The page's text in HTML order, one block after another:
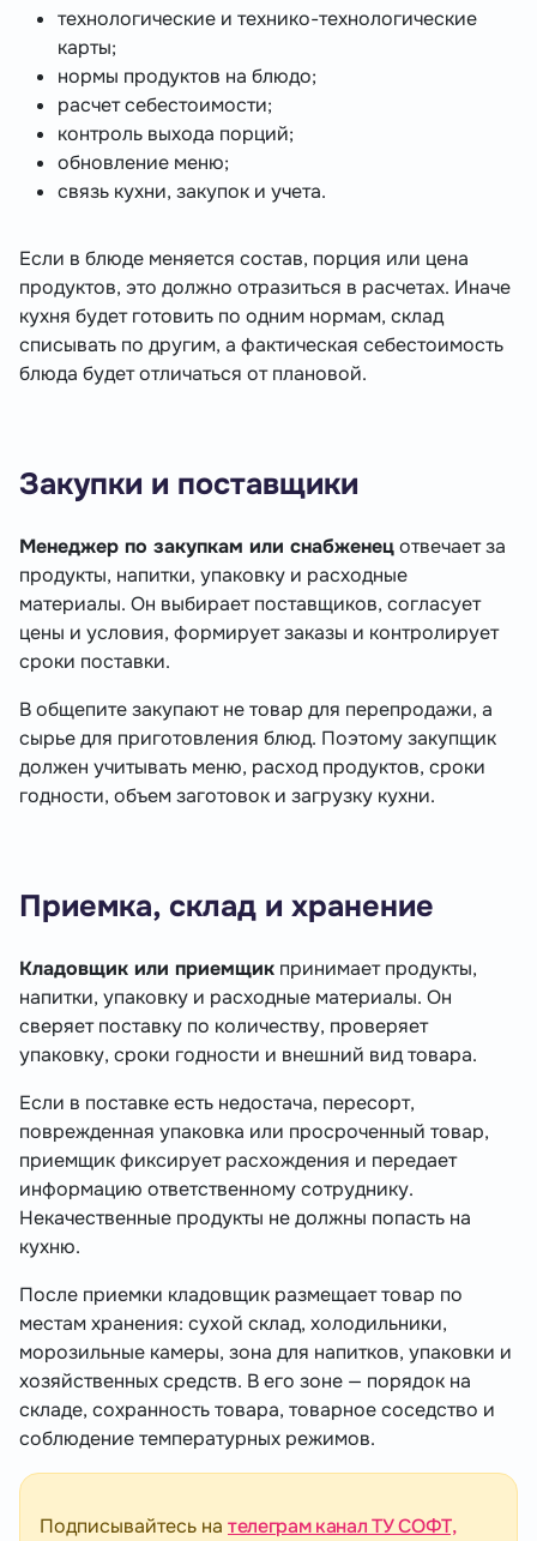
технологические и технико-технологические
карты;
нормы продуктов на блюдо;
расчет себестоимости;
контроль выхода порций;
обновление меню;
связь кухни, закупок и учета.
Если в блюде меняется состав, порция или цена
продуктов, это должно отразиться в расчетах. Иначе
кухня будет готовить по одним нормам, склад
списывать по другим, а фактическая себестоимость
блюда будет отличаться от плановой.
Закупки и поставщики
Менеджер по закупкам или снабженецотвечает за
продукты, напитки, упаковку и расходные
материалы. Он выбирает поставщиков, согласует
цены и условия, формирует заказы и контролирует
сроки поставки.
В общепите закупают не товар для перепродажи, а
сырье для приготовления блюд. Поэтому закупщик
должен учитывать меню, расход продуктов, сроки
годности, объем заготовок и загрузку кухни.
Приемка, склад и хранение
Кладовщик или приемщик принимает продукты,
напитки, упаковку и расходные материалы. Он
сверяет поставку по количеству, проверяет
упаковку, сроки годности и внешний вид товара.
Если в поставке есть недостача, пересорт,
поврежденная упаковка или просроченный товар,
приемщик фиксирует расхождения и передает
информацию ответственному сотруднику.
Некачественные продукты не должны попасть на
кухню.
После приемки кладовщик размещает товар по
местам хранения: сухой склад, холодильники,
морозильные камеры, зона для напитков, упаковки и
хозяйственных средств. В его зоне — порядок на
складе, сохранность товара, товарное соседство и
соблюдение температурных режимов.
Подписывайтесь на телеграм канал ТУ СОФТ,